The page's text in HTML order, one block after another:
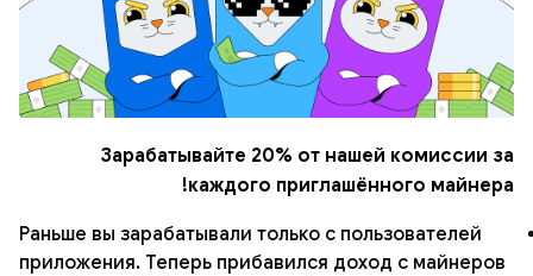
Зарабатывайте 20% от нашей комиссии за
каждого приглашённого майнера!
Раньше вы зарабатывали только с пользователей
приложения. Теперь прибавился доход с майнеров